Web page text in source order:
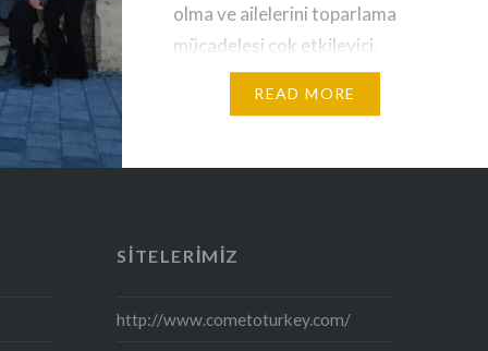
olma ve ailelerini toparlama
mücadelesi çok etkileyici.
Depremin yarattıgı tüm
yetersizliği ve yasal
çok yaralı. Konteynera sahip
da…
READ MORE
SITELERIMIZ
http://www.cometoturkey.com/